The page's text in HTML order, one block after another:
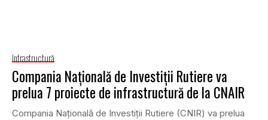
Infrastructură
Compania Naţională de Investiţii Rutiere va
prelua 7 proiecte de infrastructură de la CNAIR
Compania Naţională de Investiţii Rutiere (CNIR) va prelua